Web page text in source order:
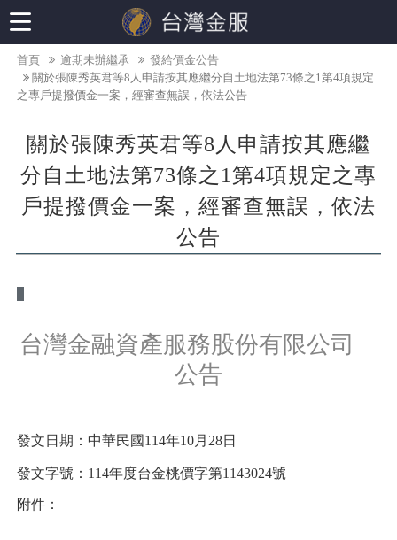
首頁 逾期未辦繼承
發給價金公告
關於張陳秀英君等8人申請按其應繼分自土地法第73條之1第4項規定
之專戶提撥價金一案，經審查無誤，依法公告
關於張陳秀英君等8人申請按其應繼
分自土地法第73條之1第4項規定之專
戶提撥價金一案，經審查無誤，依法
公告
台灣金融資產服務股份有限公司
公告
發文日期：中華民國114年10月28日
發文字號：114年度台金桃價字第1143024號
附件：